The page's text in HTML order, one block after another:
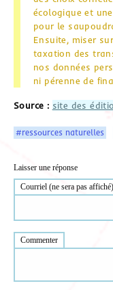
écologique et
pour le
Ensuite, miser
taxation des
nos données
ni pérenne de
Source : site des
#ressources naturelles
Laisser une réponse
Courriel (ne sera pas affiché)
Commenter